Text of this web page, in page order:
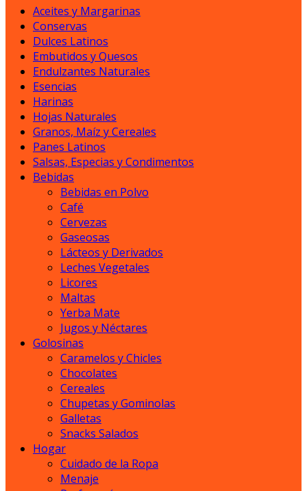
Aceites y Margarinas
Conservas
Dulces Latinos
Embutidos y Quesos
Endulzantes Naturales
Esencias
Harinas
Hojas Naturales
Granos, Maíz y Cereales
Panes Latinos
Salsas, Especias y Condimentos
Bebidas
Bebidas en Polvo
Café
Cervezas
Gaseosas
Lácteos y Derivados
Leches Vegetales
Licores
Maltas
Yerba Mate
Jugos y Néctares
Golosinas
Caramelos y Chicles
Chocolates
Cereales
Chupetas y Gominolas
Galletas
Snacks Salados
Hogar
Cuidado de la Ropa
Menaje